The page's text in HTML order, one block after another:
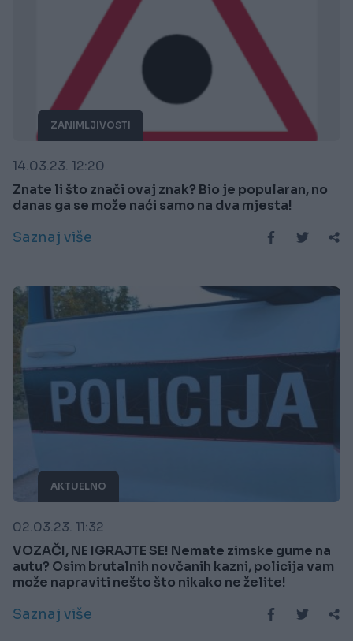
ZANIMLJIVOSTI
14.03.23. 12:20
Znate li što znači ovaj znak? Bio je popularan, no
danas ga se može naći samo na dva mjesta!
Saznaj više
AKTUELNO
02.03.23. 11:32
VOZAČI, NE IGRAJTE SE! Nemate zimske gume na
autu? Osim brutalnih novčanih kazni, policija vam
može napraviti nešto što nikako ne želite!
Saznaj više